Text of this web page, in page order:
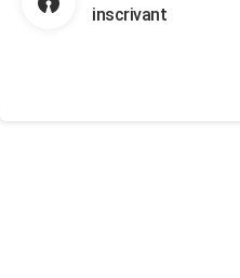
inscrivant